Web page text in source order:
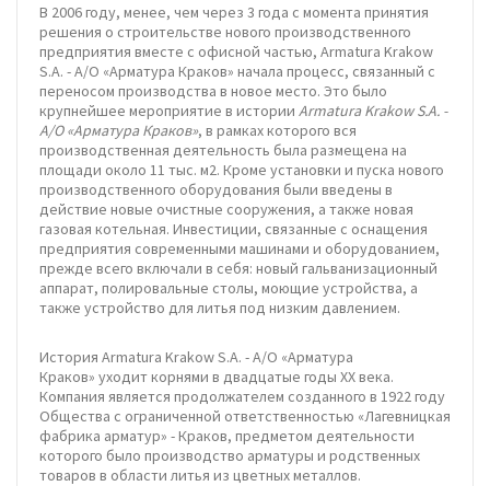
В 2006 году, менее, чем через 3 года с момента принятия
решения о строительстве нового производственного
предприятия вместе с офисной частью, Armatura Krakow
S.A. - А/О «Арматура Краков» начала процесс, связанный с
переносом производства в новое место. Это было
крупнейшее мероприятие в истории Armatura Krakow S.A. -
А/О «Арматура Краков», в рамках которого вся
производственная деятельность была размещена на
площади около 11 тыс. м2. Кроме установки и пуска нового
производственного оборудования были введены в
действие новые очистные сооружения, а также новая
газовая котельная. Инвестиции, связанные с оснащения
предприятия современными машинами и оборудованием,
прежде всего включали в себя: новый гальванизационный
аппарат, полировальные столы, моющие устройства, а
также устройство для литья под низким давлением.
История Armatura Krakow S.A. - А/О «Арматура
Краков» уходит корнями в двадцатые годы ХХ века.
Компания является продолжателем созданного в 1922 году
Общества с ограниченной ответственностью «Лагевницкая
фабрика арматур» - Краков, предметом деятельности
которого было производство арматуры и родственных
товаров в области литья из цветных металлов.